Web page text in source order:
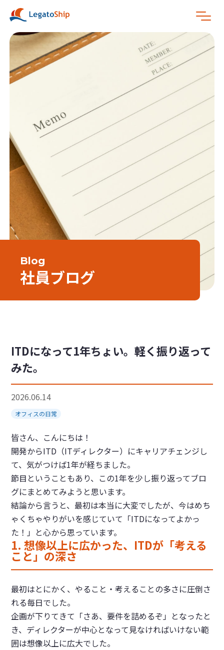
Blog
社員ブログ
ITDになって1年ちょい。軽く振り返って
みた。
2026.06.14
オフィスの日常
皆さん、こんにちは！
開発からITD（ITディレクター）にキャリアチェンジし
て、気がつけば1年が経ちました。
節目ということもあり、この1年を少し振り返ってブロ
グにまとめてみようと思います。
結論から言うと、最初は本当に大変でしたが、今はめち
ゃくちゃやりがいを感じていて「ITDになってよかっ
た！」と心から思っています。
1. 想像以上に広かった、ITDが「考える
こと」の深さ
最初はとにかく、やること・考えることの多さに圧倒さ
れる毎日でした。
企画が下りてきて「さあ、要件を詰めるぞ」となったと
き、ディレクターが中心となって見なければいけない範
囲は想像以上に広大でした。